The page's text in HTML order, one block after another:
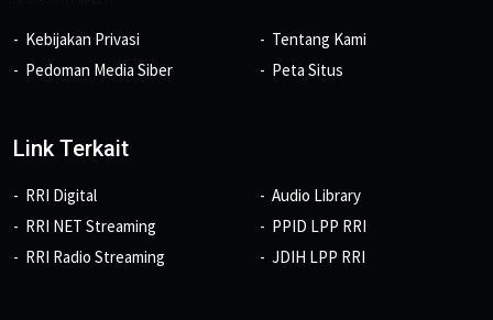
Kebijakan Privasi
Pedoman Media Siber
Tentang Kami
Peta Situs
Link Terkait
RRI Digital
RRI NET Streaming
RRI Radio Streaming
Audio Library
PPID LPP RRI
JDIH LPP RRI